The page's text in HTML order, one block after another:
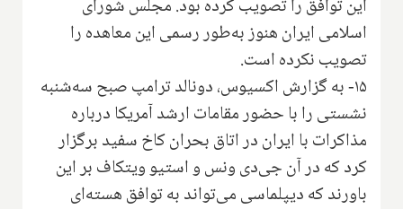
این توافق را تصویب کرده بود. مجلس شورای
اسلامی ایران هنوز به‌طور رسمی این معاهده را
تصویب نکرده است.
۱۵- به گزارش اکسیوس، دونالد ترامپ صبح سه‌شنبه
نشستی را با حضور مقامات ارشد آمریکا درباره
مذاکرات با ایران در اتاق بحران کاخ سفید برگزار
کرد که در آن جی‌دی ونس و استیو ویتکاف بر این
باورند که دیپلماسی می‌تواند به توافق هسته‌ای